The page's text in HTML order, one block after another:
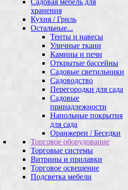
хранения
Кухня / Гриль
Остальные...
Тенты и навесы
Уличные ткани
Камины и печи
Открытые бассейны
Садовые светильники
Садоводство
Перегородки для сада
Садовые
принадлежности
Напольные покрытия
для сада
Оранжереи / Беседки
Торговое оборудование
Торговые системы
Витрины и прилавки
Торговое освещение
Подсветка мебели